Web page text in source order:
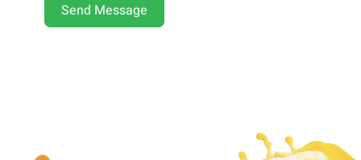
Send Message